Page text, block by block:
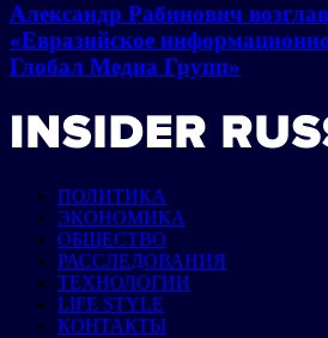
Александр Рабинович
«Евразийское
Глобал Медиа Групп»
ПОЛИТИКА
ЭКОНОМИКА
ОБЩЕСТВО
РАССЛЕДОВАНИЯ
ТЕХНОЛОГИИ
LIFE STYLE
КОНТАКТЫ